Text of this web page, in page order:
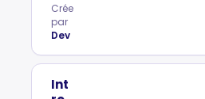
Crée
par
Dev
Int